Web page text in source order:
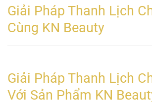
Giải Pháp Thanh Lịch
Cùng KN Beauty
Giải Pháp Thanh Lịch
Với Sản Phẩm KN